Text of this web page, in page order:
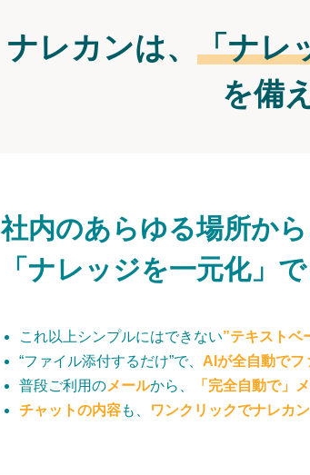
ナレカンは、 「ナレ
を備
社内のあらゆる場所から
「ナレッジを一元化」
これ以上シンプルにはできない”テキストベ
“ファイル添付するだけ”で、 AIが全自動でフ
普段ご利用のメールから、
「完全自動で」
チャットの内容も、 ワンクリックでナレカ